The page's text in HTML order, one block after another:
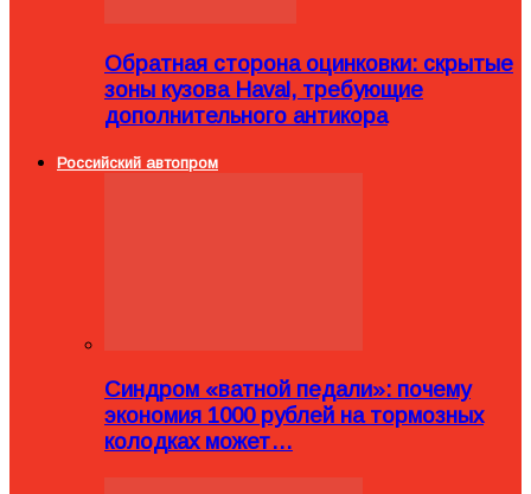
Обратная сторона оцинковки: скрытые
зоны кузова Haval, требующие
дополнительного антикора
Российский автопром
Синдром «ватной педали»: почему
экономия 1000 рублей на тормозных
колодках может…